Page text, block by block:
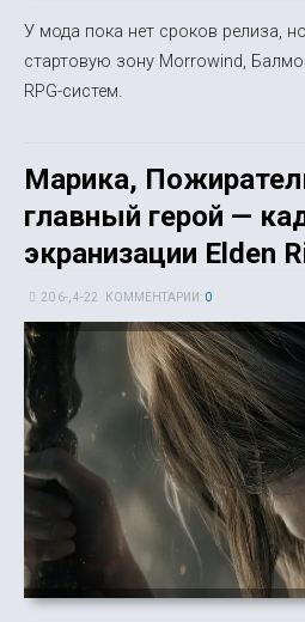
У мода пока нет сроков релиза,
стартовую зону Morrowind,
RPG-систем.
Марика,
главный герой —
экранизации Elden
20 6-, 4-22 КОММЕНТАРИИ: 0